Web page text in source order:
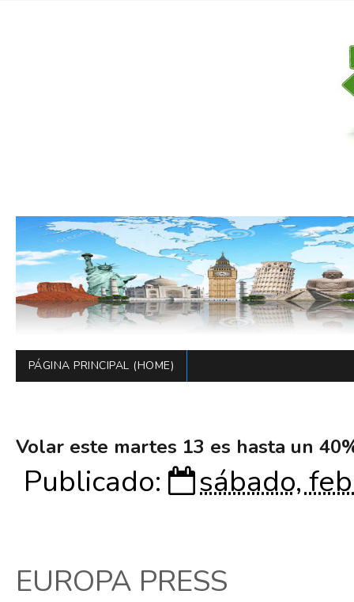
PÁGINA PRINCIPAL (HOME)
Volar este martes 13 es hasta un
Publicado: sábado,
EUROPA PRESS